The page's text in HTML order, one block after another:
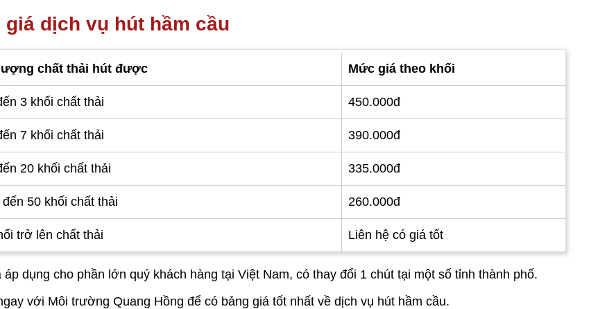
giá dịch vụ hút hầm cầu
chất thải hút được Mức giá theo khối
3 khối chất thải 450.000đ
7 khối chất thải 390.000đ
20 khối chất thải 335.000đ
50 khối chất thải 260.000đ
trở lên chất thải Liên hệ có giá tốt
áp dụng cho phần lớn quý khách hàng tại Việt Nam, có thay đổi 1 chút tại một số tỉnh thành phố.
với Môi trường Quang Hồng để có bảng giá tốt nhất về dịch vụ hút hầm cầu.